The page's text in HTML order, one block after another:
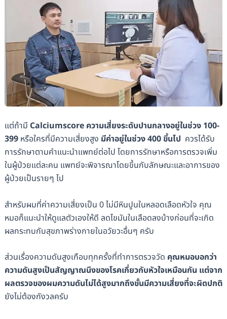
แต่ถ้ามี Calciumscore ความเสี่ยงระดับปานกลางอยู่ในช่วง 100-
399 หรือใครที่มีความเสี่ยงสูง มีค่าอยู่ในช่วง 400 ขึ้นไป ควรได้รับ
การรักษาตามคำแนะนำแพทย์ต่อไป โดยการรักษาหรือการตรวจเพิ่ม
ในผู้ป่วยแต่ละคน แพทย์จะพิจารณาโดยขึ้นกับลักษณะและอาการของ
ผู้ป่วยเป็นรายๆ ไป
สำหรับผมที่ค่าความเสี่ยงเป็น 0 ไม่มีหินปูนในหลอดเลือดหัวใจ คุณ
หมอก็แนะนำให้ดูแลตัวเองให้ดี ลดไขมันในเลือดลงบ้างก่อนที่จะเกิด
ผลกระทบกับสุขภาพร่างกายในอวัยวะอื่นๆ ครับ
ส่วนเรื่องความดันสูงเกือบทุกครั้งที่ทำการตรวจวัด คุณหมอบอกว่า
ความดันสูงเป็นสัญญาณนึงของโรคเกี่ยวกับหัวใจเหมือนกัน แต่จาก
ผลตรวจของผมความดันไม่ได้สูงมากถึงขั้นมีความเสี่ยงที่จะผิดปกติ
ยังไม่ต้องกังวลครับ